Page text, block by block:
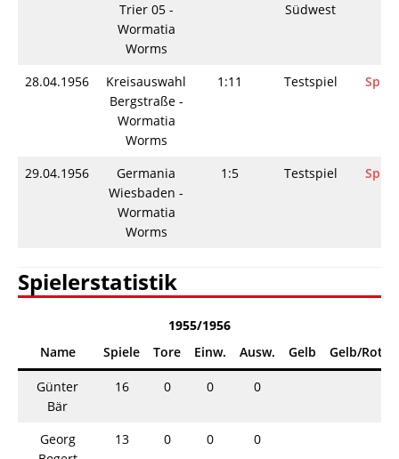
Trier 05 -
Wormatia
Worms
Südwest
28.04.1956
Kreisauswahl
Bergstraße -
Wormatia
Worms
1:11 Testspiel
29.04.1956
Germania
Wiesbaden -
Wormatia
Worms
1:5 Testspiel
Spielerstatistik
1955/1956
Name
Spiele Tore Einw. Ausw. Gelb Gelb/Rot
Günter
Bär
16 0 0 0
Georg
13 0 0 0